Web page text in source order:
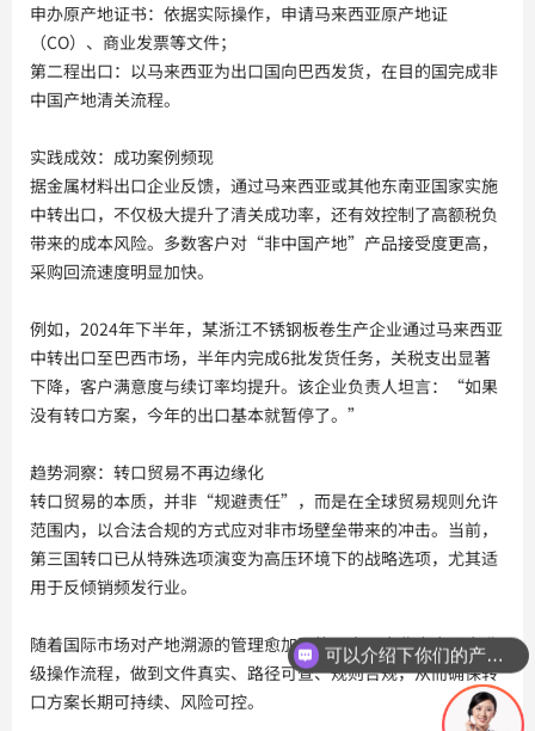
申办原产地证书：依据实际操作，申请马来西亚原产地证
（CO）、商业发票等文件；
第二程出口：以马来西亚为出口国向巴西发货，在目的国完成非
中国产地清关流程。
实践成效：成功案例频现
据金属材料出口企业反馈，通过马来西亚或其他东南亚国家实施
中转出口，不仅极大提升了清关成功率，还有效控制了高额税负
带来的成本风险。多数客户对“非中国产地”产品接受度更高，
采购回流速度明显加快。
例如，2024年下半年，某浙江不锈钢板卷生产企业通过马来西亚
中转出口至巴西市场，半年内完成6批发货任务，关税支出显著
下降，客户满意度与续订率均提升。该企业负责人坦言：“如果
没有转口方案，今年的出口基本就暂停了。”
趋势洞察：转口贸易不再边缘化
转口贸易的本质，并非“规避责任”，而是在全球贸易规则允许
范围内，以合法合规的方式应对非市场壁垒带来的冲击。当前，
第三国转口已从特殊选项演变为高压环境下的战略选项，尤其适
用于反倾销频发行业。
随着国际市场对产地溯源的管理愈加严格，出口企业也应同步升
级操作流程，做到文件真实、路径可查、规则合规，从而确保转
口方案长期可持续、风险可控。
你们是怎么收费的呢？